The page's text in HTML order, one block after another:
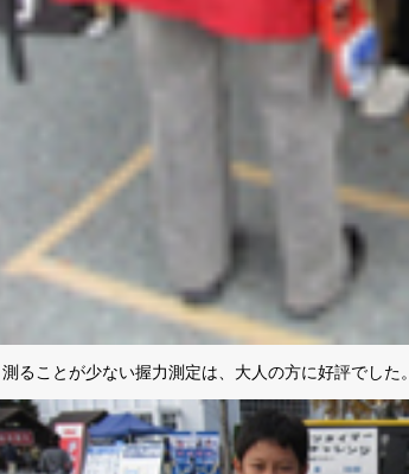
ることが少ない握力測定は、大人の方に好評でした。